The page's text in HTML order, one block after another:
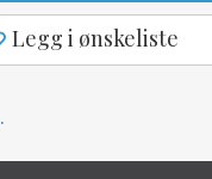
Legg i ønskeliste